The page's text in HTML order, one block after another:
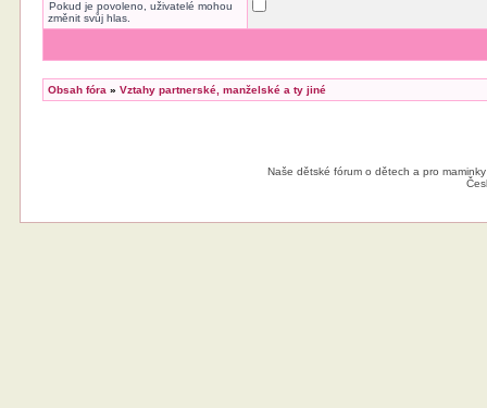
Pokud je povoleno, uživatelé mohou
změnit svůj hlas.
Obsah fóra »Vztahy partnerské, manželské a ty jiné
Naše dětské fórum o dětech a pro